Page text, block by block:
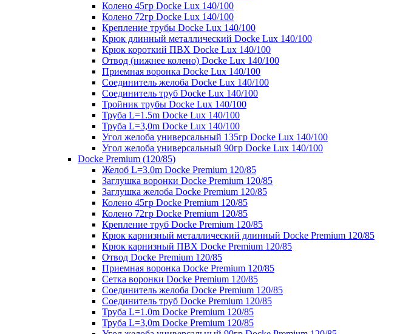
Колено 45гр Docke Lux 140/100
Колено 72гр Docke Lux 140/100
Крепление трубы Docke Lux 140/100
Крюк длинный металлический Docke Lux 140/100
Крюк короткий ПВХ Docke Lux 140/100
Отвод (нижнее колено) Docke Lux 140/100
Приемная воронка Docke Lux 140/100
Соединитель желоба Docke Lux 140/100
Соединитель труб Docke Lux 140/100
Тройник трубы Docke Lux 140/100
Труба L=1.5m Docke Lux 140/100
Труба L=3,0m Docke Lux 140/100
Угол желоба универсальный 135гр Docke Lux 140/100
Угол желоба универсальный 90гр Docke Lux 140/100
Docke Premium (120/85)
Желоб L=3.0m Docke Premium 120/85
Заглушка воронки Docke Premium 120/85
Заглушка желоба Docke Premium 120/85
Колено 45гр Docke Premium 120/85
Колено 72гр Docke Premium 120/85
Крепление труб Docke Premium 120/85
Крюк карнизный металлический длинный Docke Premium 120/85
Крюк карнизный ПВХ Docke Premium 120/85
Отвод Docke Premium 120/85
Приемная воронка Docke Premium 120/85
Сетка воронки Docke Premium 120/85
Соединитель желоба Docke Premium 120/85
Соединитель труб Docke Premium 120/85
Труба L=1.0m Docke Premium 120/85
Труба L=3,0m Docke Premium 120/85